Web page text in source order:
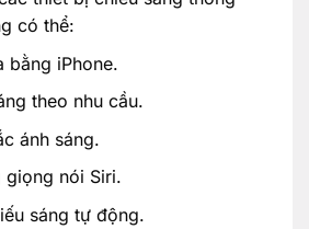
có thể:
bằng iPhone.
theo nhu cầu.
ánh sáng.
nói Siri.
sáng tự động.